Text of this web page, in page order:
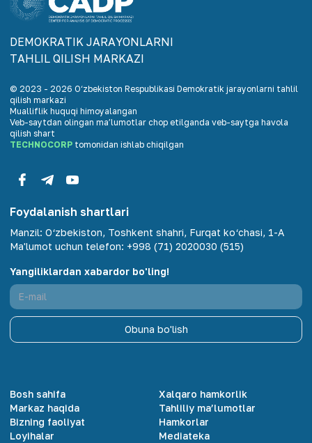
DEMOKRАTIK JАRАYONLАRNI
TАHLIL QILISH MАRKАZI
© 2023 - 2026 O‘zbekiston Respublikasi Demokratik jarayonlarni tahlil
qilish markazi
Mualliflik huquqi himoyalangan
Veb-saytdan olingan maʼlumotlar chop etilganda veb-saytga havola
qilish shart
TECHNOCORP tomonidan ishlab chiqilgan
Foydalanish shartlari
Manzil: O‘zbekiston, Toshkent shahri, Furqat ko‘chasi, 1-A
Ma'lumot uchun telefon: +998 (71) 2020030 (515)
Yangiliklardan xabardor bo'ling!
Obuna bo'lish
Bosh sahifa
Markaz haqida
Bizning faoliyat
Loyihalar
Xalqaro hamkorlik
Tahliliy ma’lumotlar
Hamkorlar
Mediateka